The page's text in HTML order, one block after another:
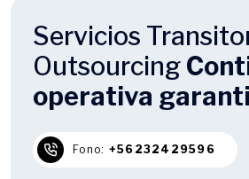
Servicios
Outsourcing
operativa
Fono: +56232429596